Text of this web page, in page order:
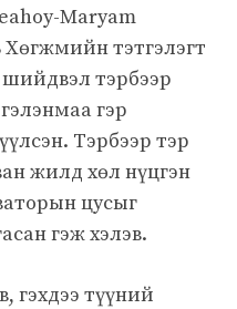
Maryam
тэтгэлэгт
тэрбээр
гэр
Тэрбээр тэр
жилд хөл нүцгэн
цусыг
гэж хэлэв.
гэхдээ түүний